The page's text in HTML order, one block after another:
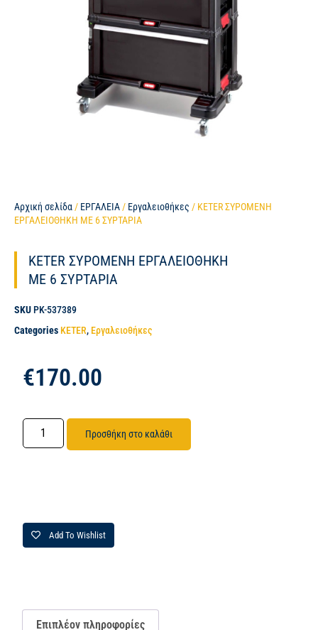
Αρχική σελίδα / ΕΡΓΑΛΕΙΑ / Εργαλειοθήκες / KETER ΣΥΡΟΜΕΝΗ
ΕΡΓΑΛΕΙΟΘΗΚΗ ΜΕ 6 ΣΥΡΤΑΡΙΑ
KETER ΣΥΡΟΜΕΝΗ ΕΡΓΑΛΕΙΟΘΗΚΗ
ΜΕ 6 ΣΥΡΤΑΡΙΑ
SKU PK-537389
Categories KETER, Εργαλειοθήκες
€170.00
Προσθήκη στο καλάθι
Add To Wishlist
Επιπλέον πληροφορίες